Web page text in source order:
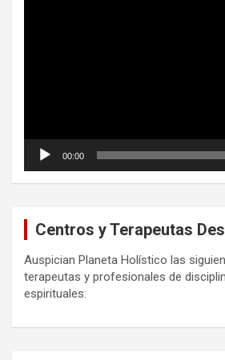
00:00
Centros y Terapeutas
Auspician Planeta Holístico las
terapeutas y profesionales de
espirituales: